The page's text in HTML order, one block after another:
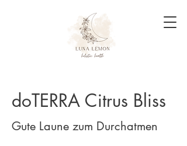
doTERRA Citrus Bliss
Gute Laune zum Durchatmen